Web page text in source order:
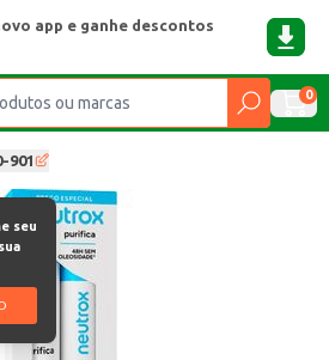
app e ganhe descontos
0
901
seu